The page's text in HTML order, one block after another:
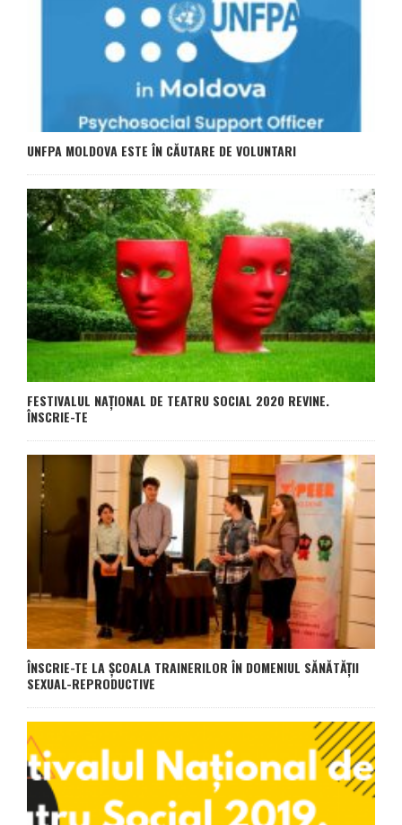
UNFPA MOLDOVA ESTE ÎN CĂUTARE DE VOLUNTARI
FESTIVALUL NAȚIONAL DE TEATRU SOCIAL 2020 REVINE.
ÎNSCRIE-TE
ÎNSCRIE-TE LA ȘCOALA TRAINERILOR ÎN DOMENIUL SĂNĂTĂȚII
SEXUAL-REPRODUCTIVE